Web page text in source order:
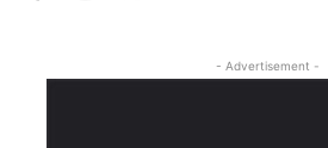
- Advertisement -